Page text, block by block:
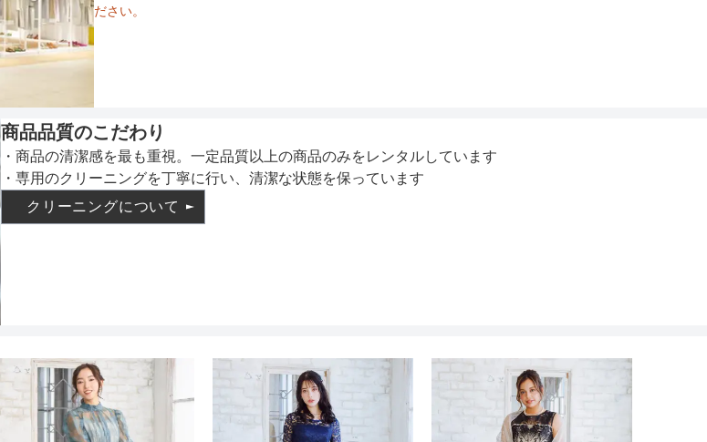
ださい。
商品品質のこだわり
・商品の清潔感を最も重視。一定品質以上の商品のみをレンタルしています
・専用のクリーニングを丁寧に行い、清潔な状態を保っています
クリーニングについて